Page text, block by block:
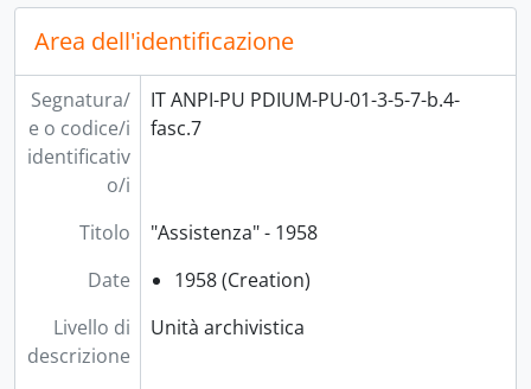
Area dell'identificazione
Segnatura/
e o codice/i
identificativ
o/i
IT ANPI-PU PDIUM-PU-01-3-5-7-b.4-
fasc.7
Titolo
"Assistenza" - 1958
Date
1958 (Creation)
Livello di
descrizione
Unità archivistica